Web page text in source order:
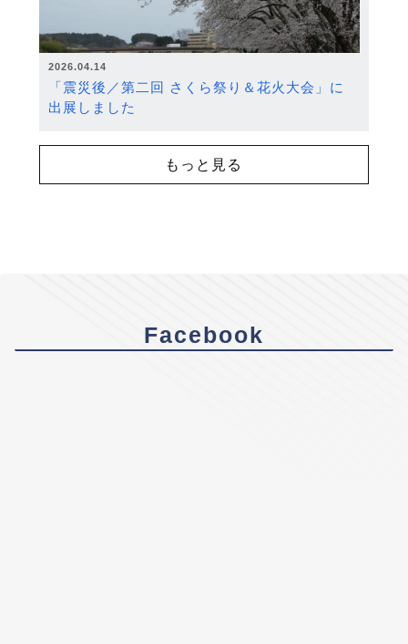
2026.04.14
「震災後／第二回 さくら祭り＆花火大会」に
出展しました
もっと見る
Facebook